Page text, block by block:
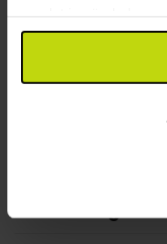
Wifi
Möjlighet att